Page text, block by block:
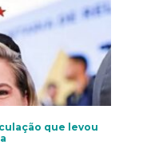
que levou